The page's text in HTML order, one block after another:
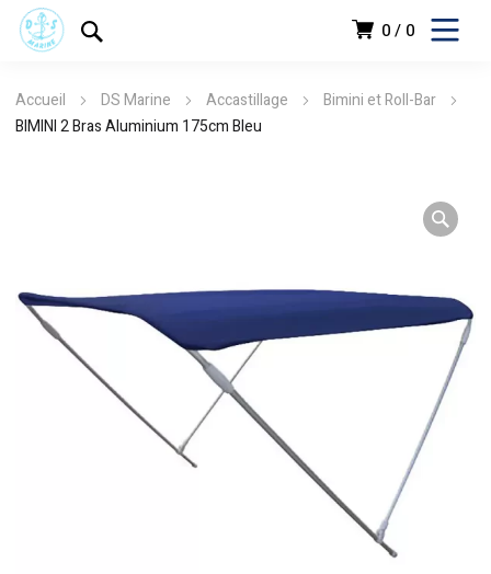
0 0
Accueil DS Marine Accastillage
Bimini et Roll-Bar
BIMINI 2 Bras Aluminium 175cm Bleu